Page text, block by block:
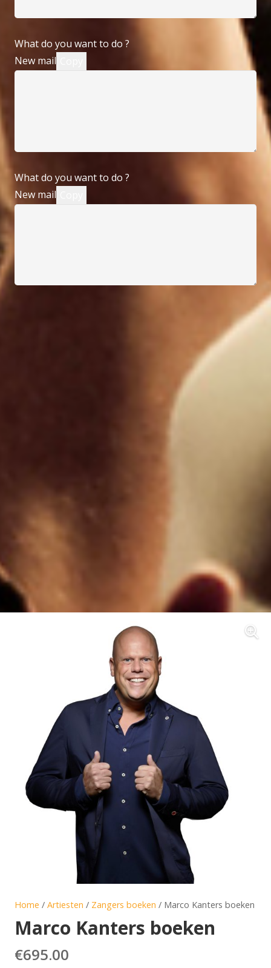
What do you want to do ?
New mail
What do you want to do ?
New mail
Home / Artiesten / Zangers boeken / Marco Kanters boeken
Marco Kanters boeken
€695.00